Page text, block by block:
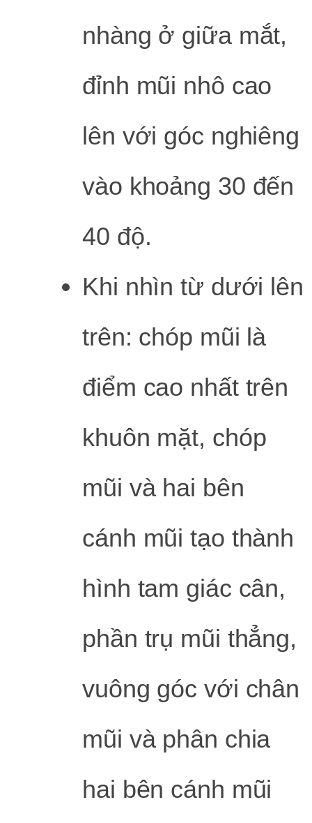
nhàng ở giữa mắt,
đỉnh mũi nhô cao
lên với góc nghiêng
vào khoảng 30 đến
40 độ.
Khi nhìn từ dưới lên
trên: chóp mũi là
điểm cao nhất trên
khuôn mặt, chóp
mũi và hai bên
cánh mũi tạo thành
hình tam giác cân,
phần trụ mũi thẳng,
vuông góc với chân
mũi và phân chia
hai bên cánh mũi